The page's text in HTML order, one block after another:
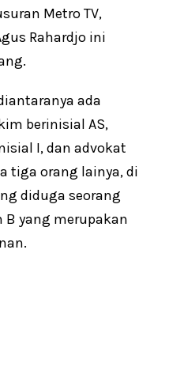
Metro TV,
Rahardjo ini
ada
berinisial AS,
I, dan advokat
tiga orang lainya, di
diduga seorang
B yang merupakan